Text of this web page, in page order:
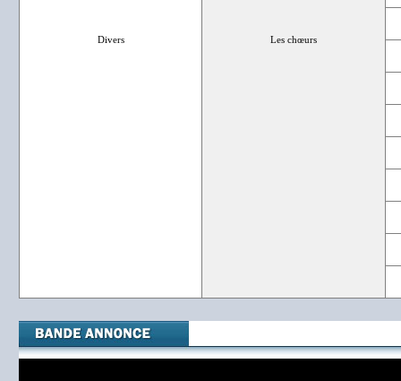
Divers Les chœurs